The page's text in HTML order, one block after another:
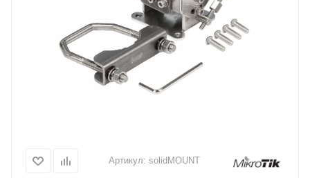
Артикул: solidMOUNT